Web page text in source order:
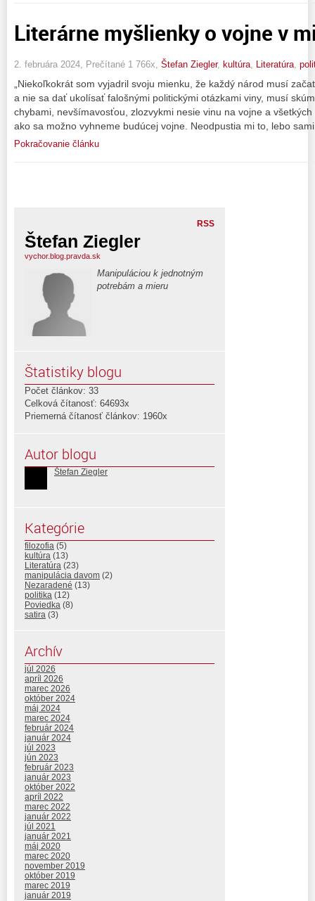
Literárne myšlienky o vojne v
2. februára 2024, Prečítané 1 766x, Štefan Ziegler, kultúra, Literatúra,
„Niekoľkokrát som vyjadril svoju mienku, že každý národ musí
a nie sa dať ukolísať falošnými politickými otázkami viny, musí
chybami, nevšímavosťou, zlozvykmi nesie vinu na vojne a
ako sa možno vyhneme budúcej vojne. Neodpustia mi to, lebo
Pokračovanie článku
RSS
Štefan Ziegler
vychor.blog.pravda.sk
Manipuláciou k jednotným
potrebám a mieru
Štatistiky blogu
Počet článkov: 33
Celková čítanosť: 64693x
Priemerná čítanosť článkov: 1960x
Autor blogu
Štefan Ziegler
Kategórie
filozofia (5)
kultúra (13)
Literatúra (23)
manipulácia davom (2)
Nezaradené (13)
politika (12)
Poviedka (8)
satira (3)
Archív
júl 2026
apríl 2026
marec 2026
október 2024
máj 2024
marec 2024
február 2024
január 2024
júl 2023
jún 2023
február 2023
január 2023
október 2022
apríl 2022
marec 2022
január 2022
júl 2021
január 2021
máj 2020
marec 2020
november 2019
október 2019
marec 2019
január 2019